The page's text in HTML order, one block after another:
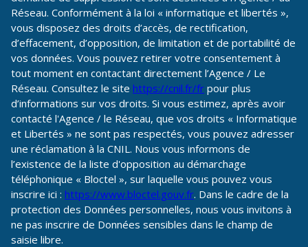
Réseau. Conformément à la loi « informatique et libertés »,
vous disposez des droits d’accès, de rectification,
d’effacement, d’opposition, de limitation et de portabilité de
vos données. Vous pouvez retirer votre consentement à
tout moment en contactant directement l’Agence / Le
Réseau. Consultez le site https://cnil.fr/fr pour plus
d’informations sur vos droits. Si vous estimez, après avoir
contacté l'Agence / le Réseau, que vos droits « Informatique
et Libertés » ne sont pas respectés, vous pouvez adresser
une réclamation à la CNIL. Nous vous informons de
l’existence de la liste d'opposition au démarchage
téléphonique « Bloctel », sur laquelle vous pouvez vous
inscrire ici : https://www.bloctel.gouv.fr. Dans le cadre de la
protection des Données personnelles, nous vous invitons à
ne pas inscrire de Données sensibles dans le champ de
saisie libre.